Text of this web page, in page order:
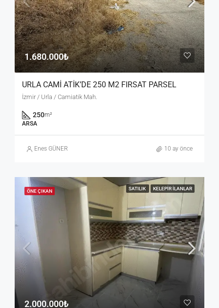
1.680.000₺
URLA CAMİ ATİK’DE 250 M2 FIRSAT PARSEL
İzmir / Urla / Camiatik Mah.
250m²
ARSA
Enes GÜNER 10 ay önce
ÖNE ÇIKAN SATILIK KELEPIR İLANLAR
2.000.000₺